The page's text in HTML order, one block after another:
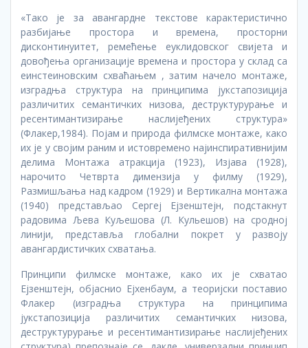
«Тако је за авангардне текстове карактеристично
разбијање простора и времена, просторни
дисконтинуитет, ремећење еуклидовског свијета и
довођења организације времена и простора у склад са
еинстеиновским схваћањем , затим начело монтаже,
изградња структура на принципима јукстапозиција
различитих семантичких низова, деструктурурање и
ресентимантизирање наслијеђених структура»
(Флакер,1984). Појам и природа филмске монтаже, како
их је у својим раним и истовремено најинспиративнијим
делима Монтажа атракција (1923), Изјава (1928),
нарочито Четврта димензија у филму (1929),
Размишљања над кадром (1929) и Вертикална монтажа
(1940) представљао Сергеј Ејзенштејн, подстакнут
радовима Љева Куљешова (Л. Кульешов) на сродној
линији, представља глобални покрет у развоју
авангардистичких схватања.
Принципи филмске монтаже, како их је схватао
Ејзенштејн, објаснио Ејхенбаум, а теоријски поставио
Флакер (изградња структура на принципима
јукстапозиција различитих семантичких низова,
деструктурурање и ресентимантизирање наслијеђених